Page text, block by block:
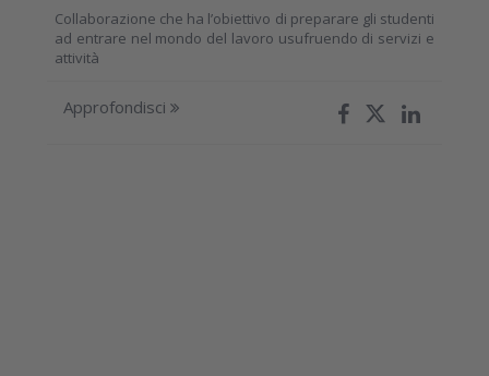
Collaborazione che ha l’obiettivo di preparare gli studenti
ad entrare nel mondo del lavoro usufruendo di servizi e
attività
Approfondisci